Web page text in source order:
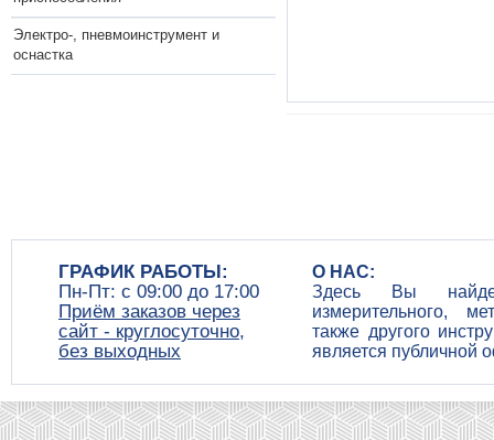
Электро-, пневмоинструмент и
оснастка
ГРАФИК РАБОТЫ:
Пн-Пт: c 09:00 до 17:00
Приём заказов через
сайт - круглосуточно,
без выходных
О НАС:
Здесь Вы
измерительного,
также другого
является публичной